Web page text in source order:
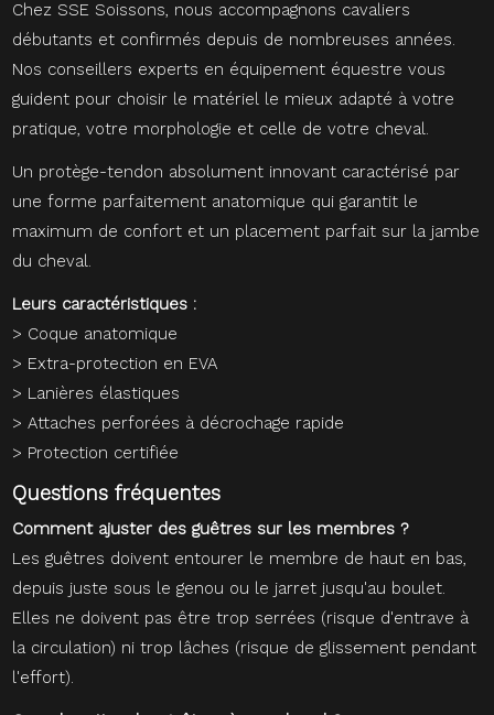
Chez SSE Soissons, nous accompagnons cavaliers
débutants et confirmés depuis de nombreuses années.
Nos conseillers experts en équipement équestre vous
guident pour choisir le matériel le mieux adapté à votre
pratique, votre morphologie et celle de votre cheval.
Un protège-tendon absolument innovant caractérisé par
une forme parfaitement anatomique qui garantit le
maximum de confort et un placement parfait sur la jambe
du cheval.
Leurs caractéristiques :
> Coque anatomique
> Extra-protection en EVA
> Lanières élastiques
> Attaches perforées à décrochage rapide
> Protection certifiée
Questions fréquentes
Comment ajuster des guêtres sur les membres ?
Les guêtres doivent entourer le membre de haut en bas,
depuis juste sous le genou ou le jarret jusqu'au boulet.
Elles ne doivent pas être trop serrées (risque d'entrave à
la circulation) ni trop lâches (risque de glissement pendant
l'effort).